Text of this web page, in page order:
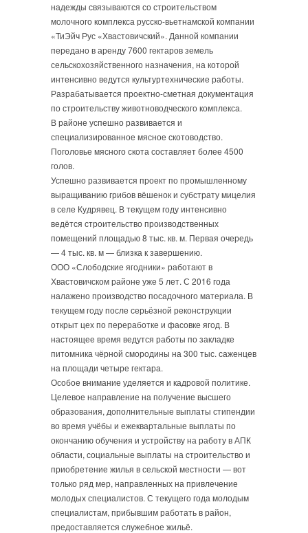
надежды связываются со строительством
молочного комплекса русско-вьетнамской компании
«ТиЭйч Рус «Хвастовичский». Данной компании
передано в аренду 7600 гектаров земель
сельскохозяйственного назначения, на которой
интенсивно ведутся культуртехнические работы.
Разрабатывается проектно-сметная документация
по строительству животноводческого комплекса.
В районе успешно развивается и
специализированное мясное скотоводство.
Поголовье мясного скота составляет более 4500
голов.
Успешно развивается проект по промышленному
выращиванию грибов вёшенок и субстрату мицелия
в селе Кудрявец. В текущем году интенсивно
ведётся строительство производственных
помещений площадью 8 тыс. кв. м. Первая очередь
— 4 тыс. кв. м — близка к завершению.
ООО «Слободские ягодники» работают в
Хвастовичском районе уже 5 лет. С 2016 года
налажено производство посадочного материала. В
текущем году после серьёзной реконструкции
открыт цех по переработке и фасовке ягод. В
настоящее время ведутся работы по закладке
питомника чёрной смородины на 300 тыс. саженцев
на площади четыре гектара.
Особое внимание уделяется и кадровой политике.
Целевое направление на получение высшего
образования, дополнительные выплаты стипендии
во время учёбы и ежеквартальные выплаты по
окончанию обучения и устройству на работу в АПК
области, социальные выплаты на строительство и
приобретение жилья в сельской местности — вот
только ряд мер, направленных на привлечение
молодых специалистов. С текущего года молодым
специалистам, прибывшим работать в район,
предоставляется служебное жильё.